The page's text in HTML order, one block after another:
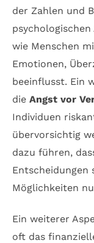
der Zahlen und
wie Menschen
Emotionen,
beeinflusst. Ein
die Angst vor
Individuen
übervorsichtig
dazu führen,
Entscheidungen
Möglichkeiten
Ein weiterer
oft das